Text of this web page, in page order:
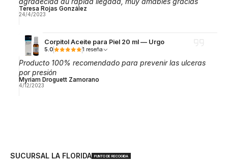
Teresa Rojas González
24/4/2023
Corpitol Aceite para Piel 20 ml — Urgo
5.0 1 reseña
Producto 100% recomendado para prevenir las ulceras
por presión
Myriam Droguett Zamorano
4/12/2023
SUCURSAL LA FLORIDA PUNTO DE RECOGIDA